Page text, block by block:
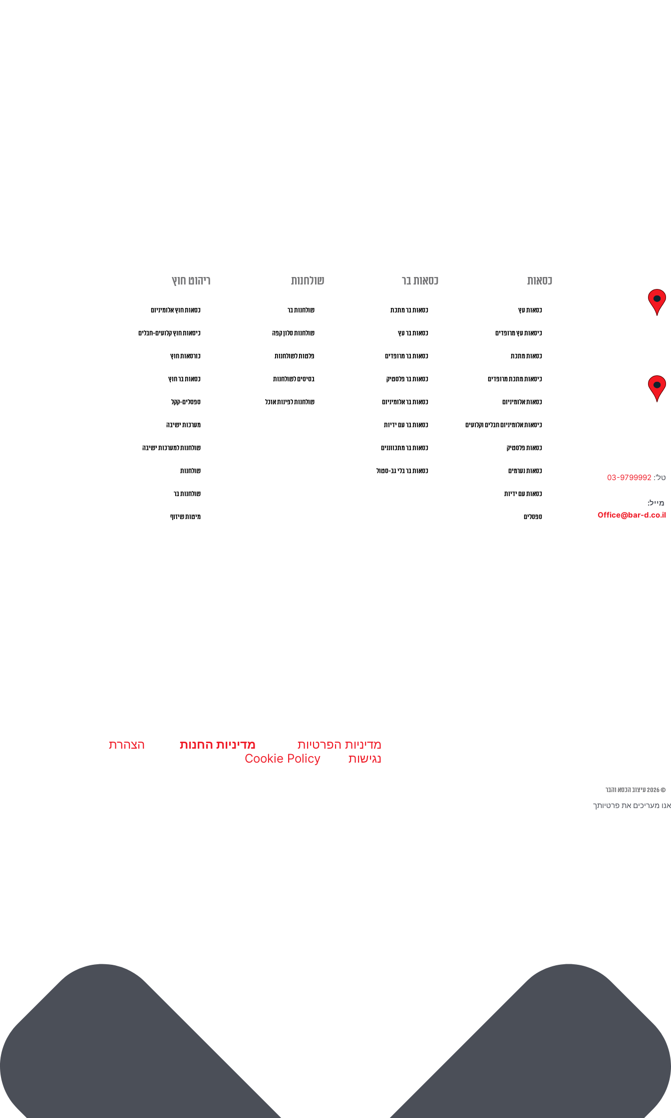
טל': 03-9799992
מייל:
Office@bar-d.co.il
כסאות
כסאות עץ
כיסאות עץ מרופדים
כסאות מתכת
כיסאות מתכת מרופדים
כסאות אלומיניום
כיסאות אלומיניום חבלים וקלועים
כסאות פלסטיק
כסאות נערמים
כסאות עם ידיות
ספסלים
כסאות בר
כסאות בר מתכת
כסאות בר עץ
כסאות בר מרופדים
כסאות בר פלסטיק
כסאות בר אלומיניום
כסאות בר עם ידיות
כסאות בר מתכווננים
כסאות בר בלי גב-סטול
שולחנות
שולחנות בר
שולחנות סלון קפה
פלטות לשולחנות
בסיסים לשולחנות
שולחנות לפינות אוכל
ריהוט חוץ
כסאות חוץ אלומיניום
כיסאות חוץ קלועים-חבלים
כורסאות חוץ
כסאות בר חוץ
ספסלים-קקל
מערכות ישיבה
שולחנות למערכות ישיבה
שולחנות
שולחנות בר
מיטות שיזוף
מדיניות הפרטיות מדיניות החנות
הצהרת
נגישות
Cookie Policy
© 2026 עיצוב הכסא והבר
אנו מעריכים את פרטיותך